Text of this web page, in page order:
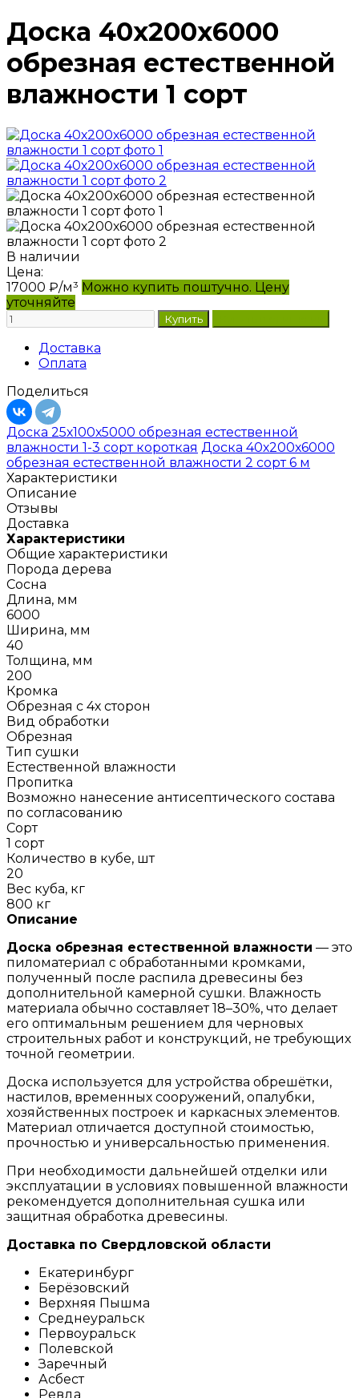
Доска 40х200х6000
обрезная естественной
влажности 1 сорт
В наличии
Цена:
17000 ₽/м³ Можно купить поштучно. Цену
уточняйте
Доставка
Оплата
Поделиться
Доска 25х100х5000 обрезная естественной
влажности 1-3 сорт короткая Доска 40х200х6000
обрезная естественной влажности 2 сорт 6 м
Характеристики
Описание
Отзывы
Доставка
Характеристики
Общие характеристики
Порода дерева
Сосна
Длина, мм
6000
Ширина, мм
40
Толщина, мм
200
Кромка
Обрезная с 4х сторон
Вид обработки
Обрезная
Тип сушки
Естественной влажности
Пропитка
Возможно нанесение антисептического состава
по согласованию
Сорт
1 сорт
Количество в кубе, шт
20
Вес куба, кг
800 кг
Описание
Доска обрезная естественной влажности — это
пиломатериал с обработанными кромками,
полученный после распила древесины без
дополнительной камерной сушки. Влажность
материала обычно составляет 18–30%, что делает
его оптимальным решением для черновых
строительных работ и конструкций, не требующих
точной геометрии.
Доска используется для устройства обрешётки,
настилов, временных сооружений, опалубки,
хозяйственных построек и каркасных элементов.
Материал отличается доступной стоимостью,
прочностью и универсальностью применения.
При необходимости дальнейшей отделки или
эксплуатации в условиях повышенной влажности
рекомендуется дополнительная сушка или
защитная обработка древесины.
Доставка по Свердловской области
Екатеринбург
Берёзовский
Верхняя Пышма
Среднеуральск
Первоуральск
Полевской
Заречный
Асбест
Ревда